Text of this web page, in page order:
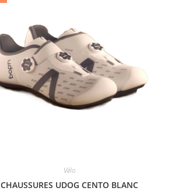
Vélo
CHAUSSURES UDOG CENTO BLANC